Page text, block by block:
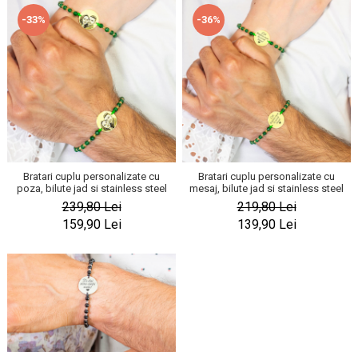
-33%
Bratari cuplu personalizate cu
poza, bilute jad si stainless steel
239,80 Lei
159,90 Lei
-36%
Bratari cuplu personalizate cu
mesaj, bilute jad si stainless steel
219,80 Lei
139,90 Lei